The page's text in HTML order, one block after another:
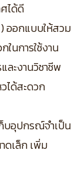
ได้ดี
ออกแบบให้สวม
ในการใช้งาน
ละงานวิชาชีพ
ได้สะดวก
ก็บอุปกรณ์จำเป็น
ดเล็ก เพิ่ม